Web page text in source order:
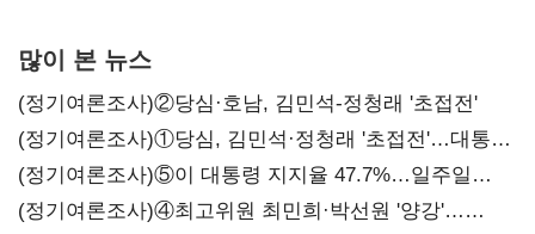
많이 본 뉴스
(정기여론조사)②당심·호남, 김민석-정청래 '초접전'
(정기여론조사)①당심, 김민석·정청래 '초접전'…대통령
지지도 '50% 아래로'(종합)
(정기여론조사)⑤이 대통령 지지율 47.7%…일주일
만에 다시 40%대
(정기여론조사)④최고위원 최민희·박선원 '양강'…